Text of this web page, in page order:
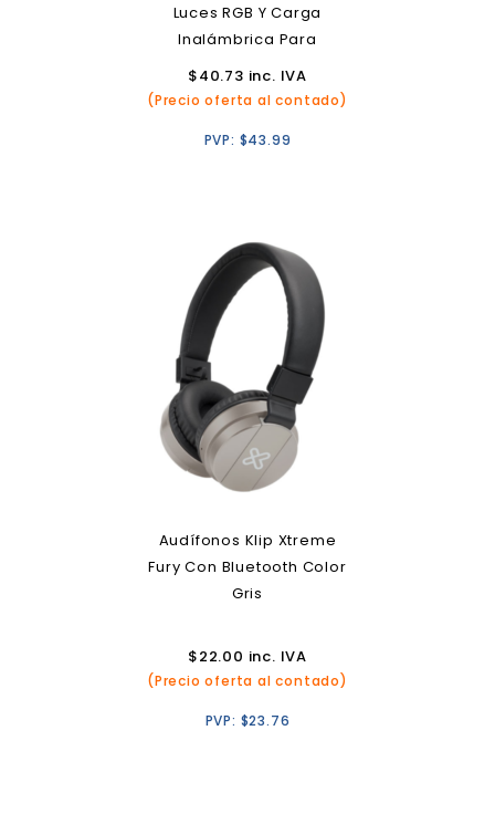
Luces RGB Y Carga
Inalámbrica Para
Smartphones
$40.73 inc. IVA
(Precio oferta al contado)
PVP: $43.99
Audífonos Klip Xtreme
Fury Con Bluetooth Color
Gris
$22.00 inc. IVA
(Precio oferta al contado)
PVP: $23.76